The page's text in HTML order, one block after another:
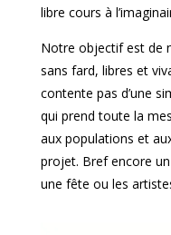
libre cours à
Notre objectif est de
sans fard, libres et
contente pas d’une
qui prend toute la
aux populations et
projet. Bref encore
une fête ou les